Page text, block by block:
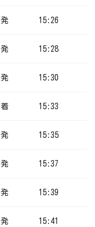
発 15:26
発 15:28
発 15:30
着 15:33
発 15:35
発 15:37
発 15:39
発 15:41